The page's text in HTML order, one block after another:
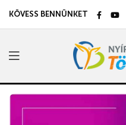
KÖVESS BENNÜNKET